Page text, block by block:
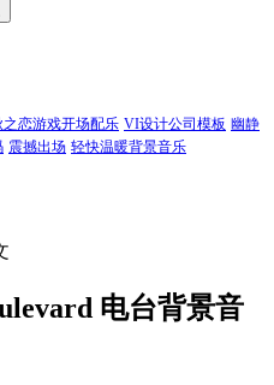
之恋游戏开场配乐 VI设计公司模板 幽静
震撼出场 轻快温暖背景音乐
电台背景音